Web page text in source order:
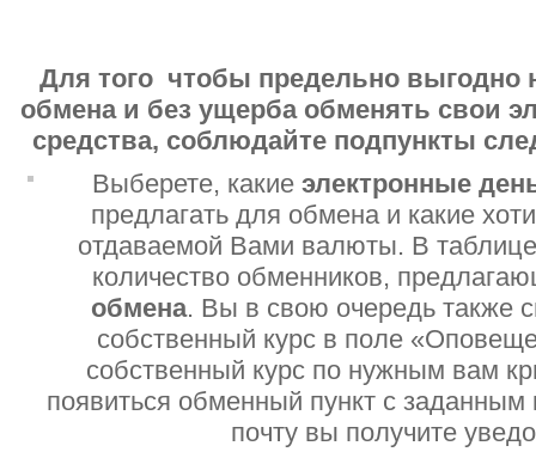
Для того чтобы предельно выгодно
обмена и без ущерба обменять свои
средства, соблюдайте подпункты
Выберете, какие электронные
предлагать для обмена и какие
отдаваемой Вами валюты. В таблице
количество обменников,
обмена. Вы в свою очередь также
собственный курс в поле
собственный курс по нужным вам
появиться обменный пункт с заданным
почту вы получите